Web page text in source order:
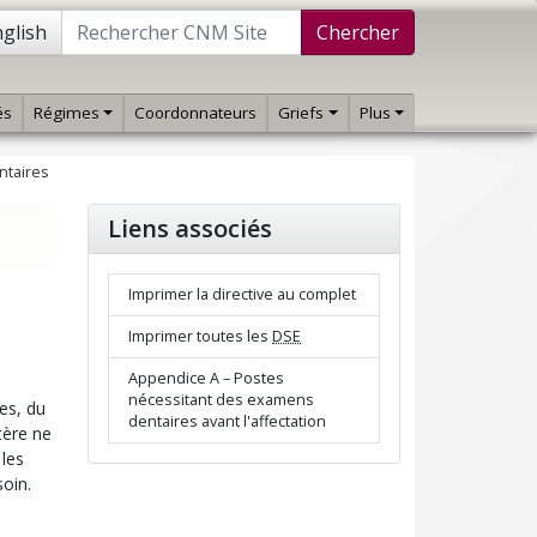
Chercher
Régimes Coordonnateurs Griefs Plus
du
ne
Liens associés
Imprimer la directive au complet
Imprimer toutes les DSE
Appendice A – Postes
nécessitant des examens
dentaires avant l'affectation